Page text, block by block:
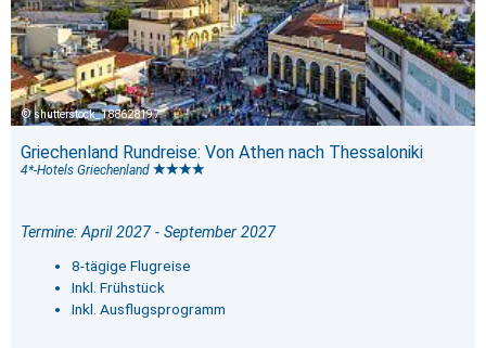
shutterstock_188628197
Griechenland Rundreise: Von Athen nach Thessaloniki
4*-Hotels Griechenland
Termine: April 2027 - September 2027
8-tägige Flugreise
Inkl. Frühstück
Inkl. Ausflugsprogramm